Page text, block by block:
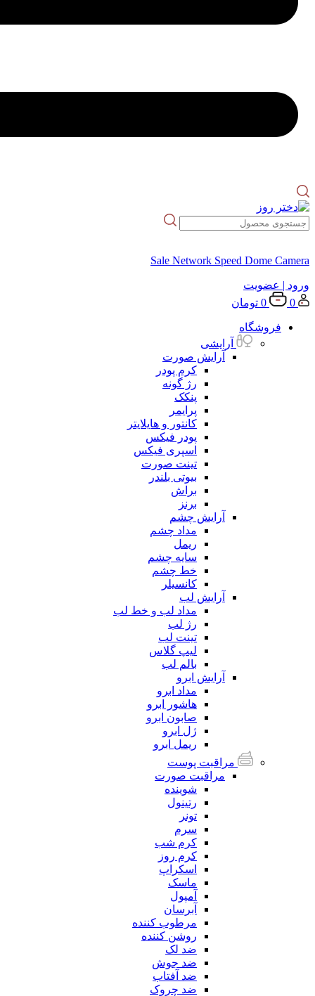
Sale Network Speed Dome Camera
ورود | عضویت
0
0 تومان
فروشگاه
آرایشی
آرایش صورت
کرم پودر
رژ گونه
پنکک
پرایمر
کانتور و هایلایتر
پودر فیکس
اسپری فیکس
تینت صورت
بیوتی بلندر
براش
برنز
آرایش چشم
مداد چشم
ریمل
سایه چشم
خط چشم
کانسیلر
آرایش لب
مداد لب و خط لب
رژ لب
تینت لب
لیپ گلاس
بالم لب
آرایش ابرو
مداد ابرو
هاشور ابرو
صابون ابرو
ژل ابرو
ریمل ابرو
مراقبت پوست
مراقبت صورت
شوینده
رتینول
تونر
سرم
کرم شب
کرم روز
اسکراپ
ماسک
آمپول
آبرسان
مرطوب کننده
روشن کننده
ضد لک
ضد جوش
ضد آفتاب
ضد چروک